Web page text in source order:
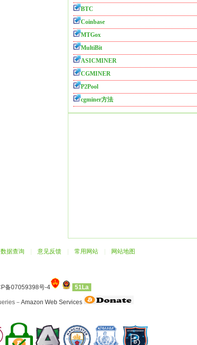
BTC
Coinbase
MTGox
MultiBit
ASICMINER
CGMINER
P2Pool
cgminer方法
数据查询 意见反馈 常用网站 网站地图
备07059398号-4 51La
－ Amazon Web Services